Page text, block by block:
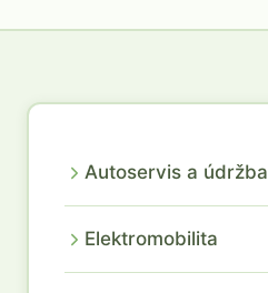
Autoservis a údržba
Elektromobilita